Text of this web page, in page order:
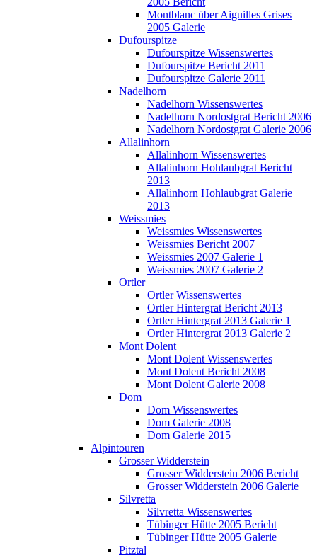
Montblanc über Aiguilles Grises
2005 Galerie
Dufourspitze
Dufourspitze Wissenswertes
Dufourspitze Bericht 2011
Dufourspitze Galerie 2011
Nadelhorn
Nadelhorn Wissenswertes
Nadelhorn Nordostgrat Bericht 2006
Nadelhorn Nordostgrat Galerie 2006
Allalinhorn
Allalinhorn Wissenswertes
Allalinhorn Hohlaubgrat Bericht
2013
Allalinhorn Hohlaubgrat Galerie
2013
Weissmies
Weissmies Wissenswertes
Weissmies Bericht 2007
Weissmies 2007 Galerie 1
Weissmies 2007 Galerie 2
Ortler
Ortler Wissenswertes
Ortler Hintergrat Bericht 2013
Ortler Hintergrat 2013 Galerie 1
Ortler Hintergrat 2013 Galerie 2
Mont Dolent
Mont Dolent Wissenswertes
Mont Dolent Bericht 2008
Mont Dolent Galerie 2008
Dom
Dom Wissenswertes
Dom Galerie 2008
Dom Galerie 2015
Alpintouren
Grosser Widderstein
Grosser Widderstein 2006 Bericht
Grosser Widderstein 2006 Galerie
Silvretta
Silvretta Wissenswertes
Tübinger Hütte 2005 Bericht
Tübinger Hütte 2005 Galerie
Pitztal